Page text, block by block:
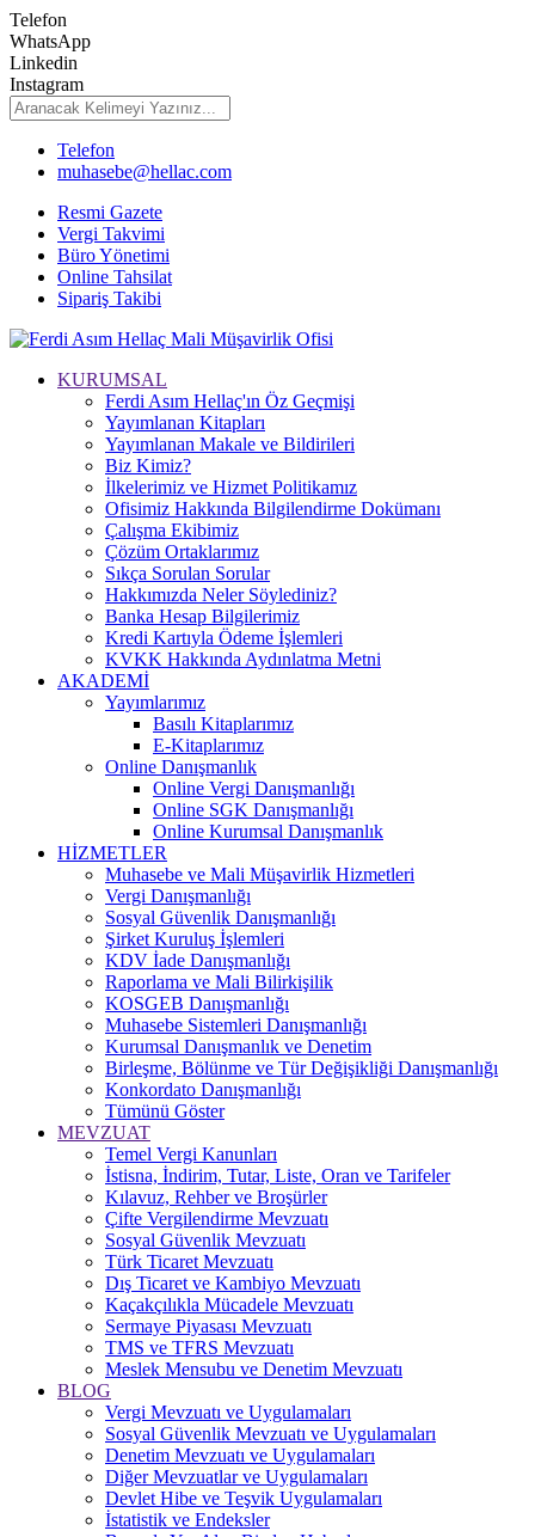
Telefon
WhatsApp
Linkedin
Instagram
Telefon
muhasebe@hellac.com
Resmi Gazete
Vergi Takvimi
Büro Yönetimi
Online Tahsilat
Sipariş Takibi
KURUMSAL
Ferdi Asım Hellaç'ın Öz Geçmişi
Yayımlanan Kitapları
Yayımlanan Makale ve Bildirileri
Biz Kimiz?
İlkelerimiz ve Hizmet Politikamız
Ofisimiz Hakkında Bilgilendirme Dokümanı
Çalışma Ekibimiz
Çözüm Ortaklarımız
Sıkça Sorulan Sorular
Hakkımızda Neler Söylediniz?
Banka Hesap Bilgilerimiz
Kredi Kartıyla Ödeme İşlemleri
KVKK Hakkında Aydınlatma Metni
AKADEMİ
Yayımlarımız
Basılı Kitaplarımız
E-Kitaplarımız
Online Danışmanlık
Online Vergi Danışmanlığı
Online SGK Danışmanlığı
Online Kurumsal Danışmanlık
HİZMETLER
Muhasebe ve Mali Müşavirlik Hizmetleri
Vergi Danışmanlığı
Sosyal Güvenlik Danışmanlığı
Şirket Kuruluş İşlemleri
KDV İade Danışmanlığı
Raporlama ve Mali Bilirkişilik
KOSGEB Danışmanlığı
Muhasebe Sistemleri Danışmanlığı
Kurumsal Danışmanlık ve Denetim
Birleşme, Bölünme ve Tür Değişikliği Danışmanlığı
Konkordato Danışmanlığı
Tümünü Göster
MEVZUAT
Temel Vergi Kanunları
İstisna, İndirim, Tutar, Liste, Oran ve Tarifeler
Kılavuz, Rehber ve Broşürler
Çifte Vergilendirme Mevzuatı
Sosyal Güvenlik Mevzuatı
Türk Ticaret Mevzuatı
Dış Ticaret ve Kambiyo Mevzuatı
Kaçakçılıkla Mücadele Mevzuatı
Sermaye Piyasası Mevzuatı
TMS ve TFRS Mevzuatı
Meslek Mensubu ve Denetim Mevzuatı
BLOG
Vergi Mevzuatı ve Uygulamaları
Sosyal Güvenlik Mevzuatı ve Uygulamaları
Denetim Mevzuatı ve Uygulamaları
Diğer Mevzuatlar ve Uygulamaları
Devlet Hibe ve Teşvik Uygulamaları
İstatistik ve Endeksler